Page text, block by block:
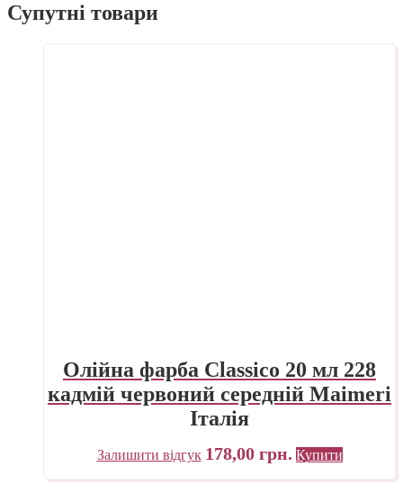
Супутні товари
Олійна фарба Classico 20 мл 228
кадмій червоний середній Maimeri
Італія
Залишити відгук 178,00 грн. Купити